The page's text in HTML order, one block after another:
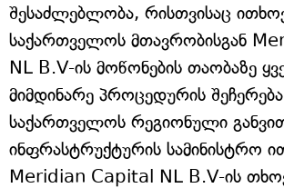
შესაძლებლობა, რისთვისაც
საქართველოს მთავრობისგან
NL B.V-ის მოწონების თაობაზე
მიმდინარე პროცედურის
საქართველოს რეგიონული
ინფრასტრუქტურის სამინისტრო
Meridian Capital NL B.V-ის